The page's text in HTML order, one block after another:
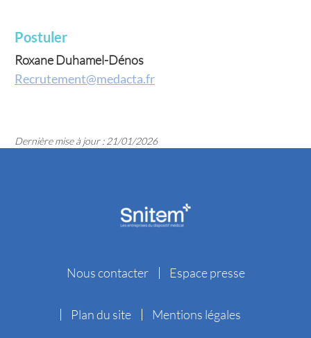
Postuler
Roxane Duhamel-Dénos
Recrutement@medacta.fr
Dernière mise à jour : 21/01/2026
Nous contacter Espace presse
Plan du site Mentions légales